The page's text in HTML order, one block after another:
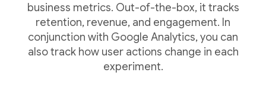
business metrics. Out-of-the-box, it tracks
retention, revenue, and engagement. In
conjunction with Google Analytics, you can
also track how user actions change in each
experiment.